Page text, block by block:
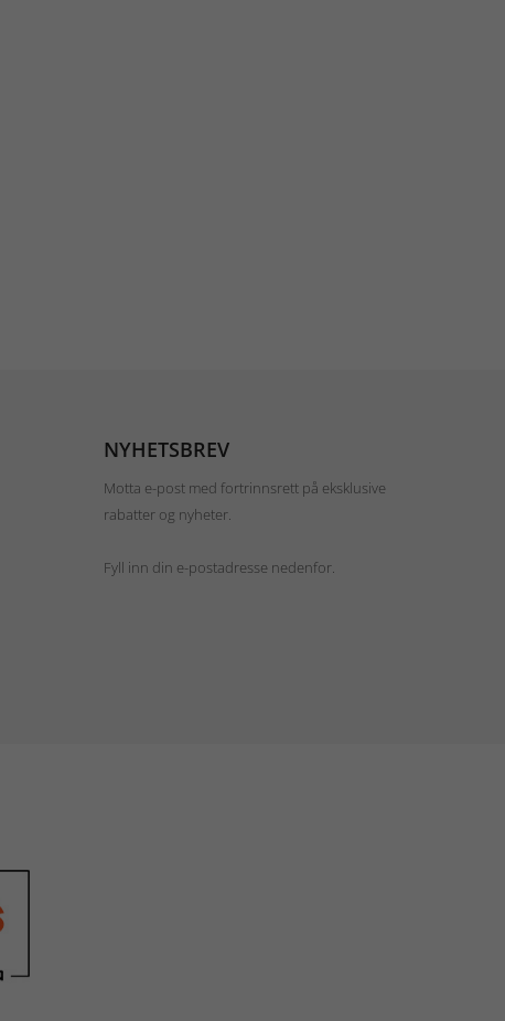
NYHETSBREV
Motta e-post med fortrinnsrett på eksklusive
rabatter og nyheter.
Fyll inn din e-postadresse nedenfor.